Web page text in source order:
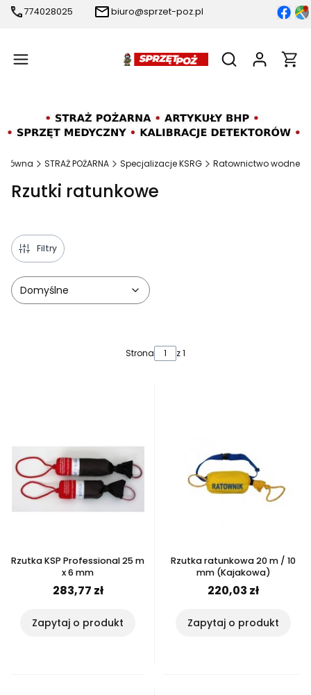
774028025 biuro@sprzet-poz.pl
Otwórz
STRAŻ POŻARNA Specjalizacje KSRG Ratownictwo wodne
Rzutki ratunkowe
Filtry
Domyślne
Strona z 1
Rzutka KSP Professional 25 m
x 6 mm
283,77 zł
Zapytaj o produkt
Rzutka ratunkowa 20 m / 10
mm (Kajakowa)
220,03 zł
Zapytaj o produkt